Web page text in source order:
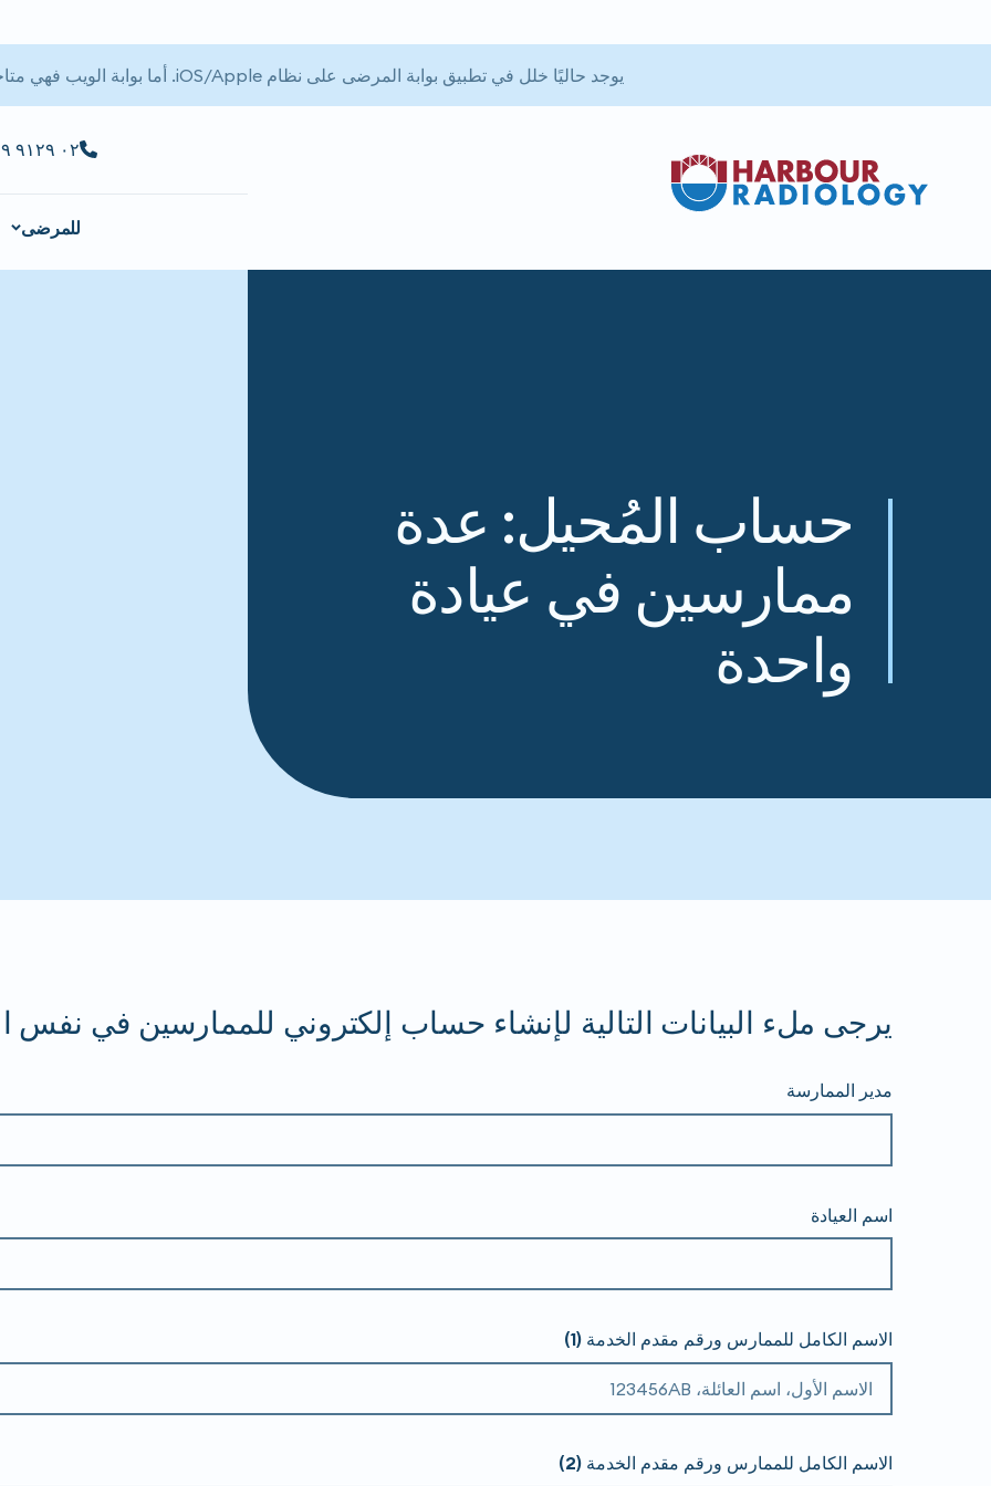
٠٢ ٩١٢٩ ٩٢٢٩
للمرضى
حساب المُحيل: عدة
ممارسين في عيادة
واحدة
يرجى ملء البيانات التالية لإنشاء حساب إلكتروني للممارسين في نفس
مدير الممارسة
اسم العيادة
الاسم الكامل للممارس ورقم مقدم الخدمة (1)
الاسم الكامل للممارس ورقم مقدم الخدمة (2)
يوجد حاليًا خلل في تطبيق بوابة المرضى على نظام iOS/Apple. أما بوابة الويب فهي متاحة.